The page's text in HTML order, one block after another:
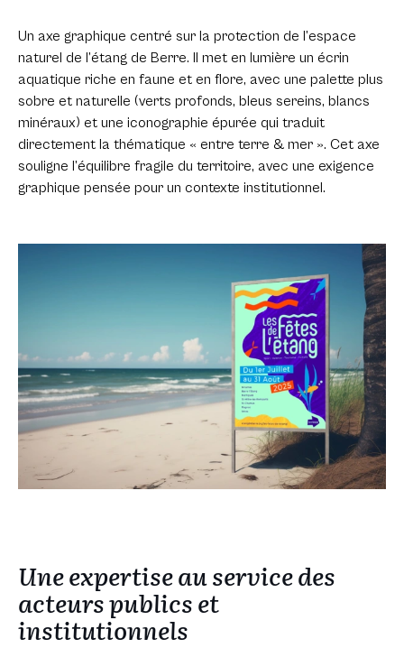
Un axe graphique centré sur la protection de l’espace
naturel de l’étang de Berre. Il met en lumière un écrin
aquatique riche en faune et en flore, avec une palette plus
sobre et naturelle (verts profonds, bleus sereins, blancs
minéraux) et une iconographie épurée qui traduit
directement la thématique « entre terre & mer ». Cet axe
souligne l’équilibre fragile du territoire, avec une exigence
graphique pensée pour un contexte institutionnel.
Une expertise au service des
acteurs publics et
institutionnels